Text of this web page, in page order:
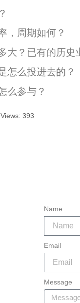
，周期如何？
大？已有的历史
怎么投进去的？
么参与？
393
Name
Email
Message